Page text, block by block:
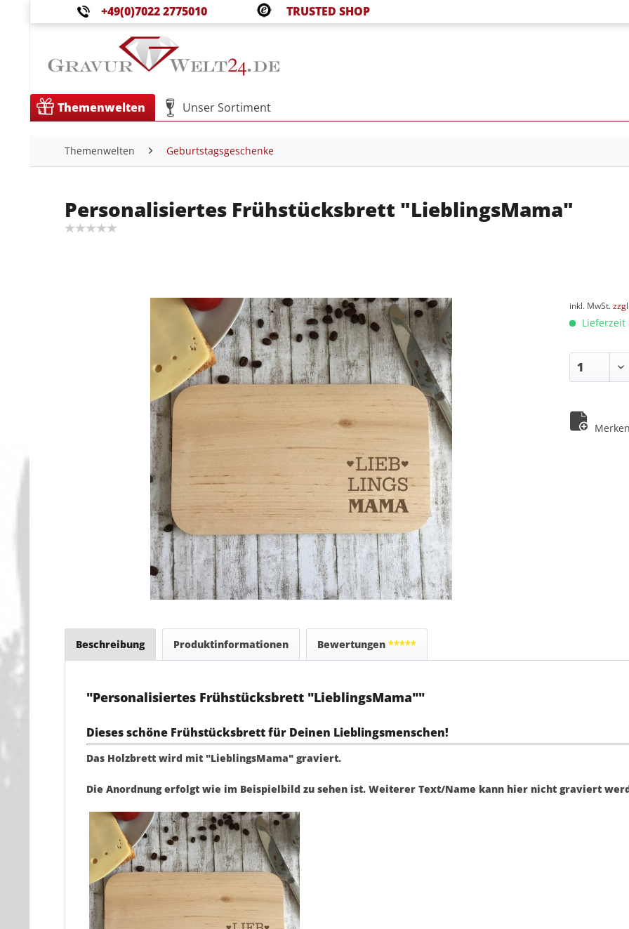
+49(0)7022 2775010 TRUSTED SHOP
Themenwelten Unser Sortiment
Themenwelten Geburtstagsgeschenke
Personalisiertes Frühstücksbrett "LieblingsMama"
inkl. MwSt.
Lieferzeit
Beschreibung Produktinformationen Bewertungen *****
"Personalisiertes Frühstücksbrett "LieblingsMama""
Dieses schöne Frühstücksbrett für Deinen Lieblingsmenschen!
Das Holzbrett wird mit "LieblingsMama" graviert.
Die Anordnung erfolgt wie im Beispielbild zu sehen ist. Weiterer Text/Name kann hier nicht graviert